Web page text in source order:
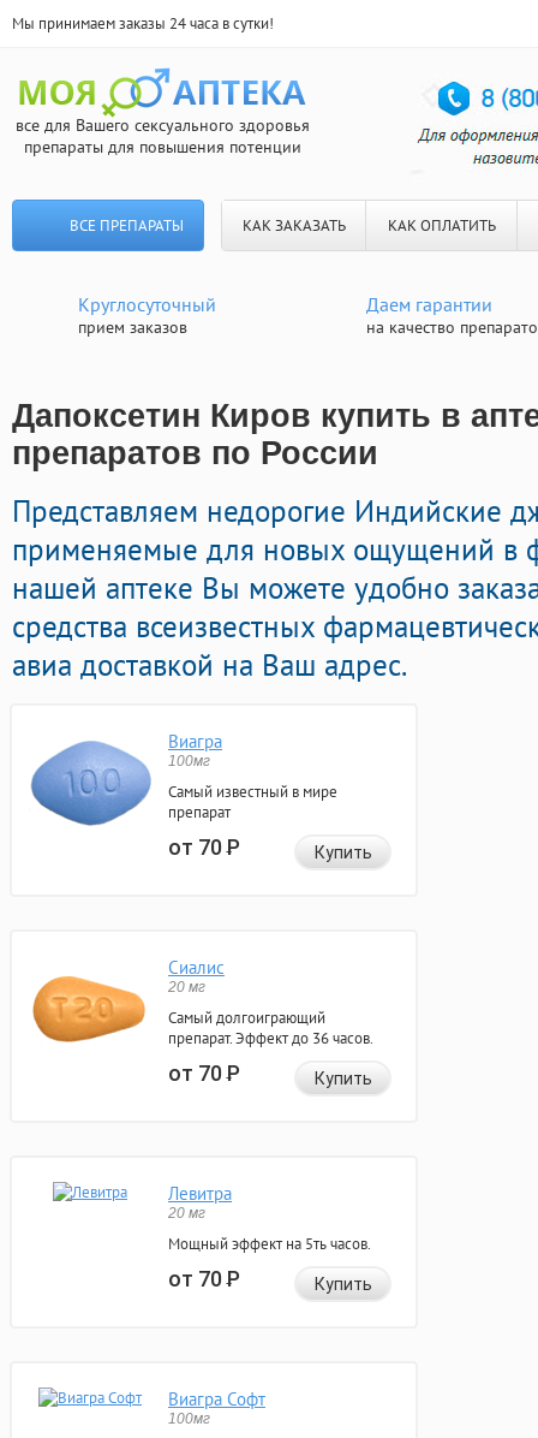
Мы принимаем заказы 24 часа в сутки!
все для Вашего сексуального здоровья
препараты для повышения потенции
ВСЕ ПРЕПАРАТЫ КАК ЗАКАЗАТЬ КАК ОПЛАТИТЬ
Круглосуточный
прием заказов
Даем гарантии
на качество
Дапоксетин Киров купить в
препаратов по России
Представляем недорогие Индийские
применяемые для новых ощущений в
нашей аптеке Вы можете удобно
средства всеизвестных
авиа доставкой на Ваш адрес.
Виагра
100мг
Самый известный в мире
препарат
от 70Р Купить
Сиалис
20 мг
Самый долгоиграющий
препарат. Эффект до 36 часов.
от 70Р Купить
Левитра
20 мг
Мощный эффект на 5ть часов.
от 70Р Купить
Виагра Софт
100мг